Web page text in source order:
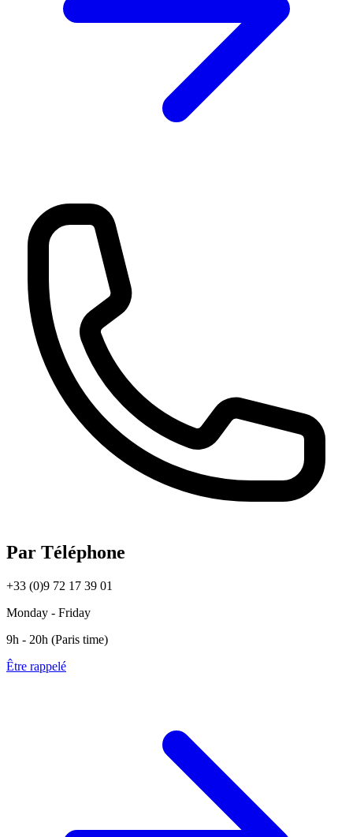
Par Téléphone
+33 (0)9 72 17 39 01
Monday - Friday
9h - 20h (Paris time)
Être rappelé